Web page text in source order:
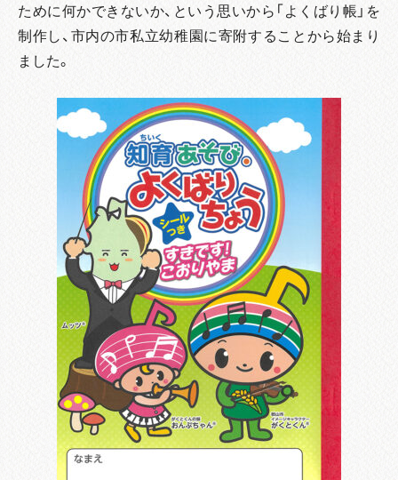
ために何かできないか、という思いから「よくばり帳」を
制作し、市内の市私立幼稚園に寄附することから始まり
ました。